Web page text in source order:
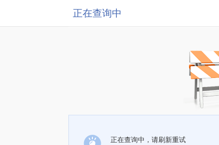
正在查询中
正在查询中，请刷新重试